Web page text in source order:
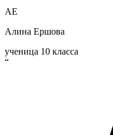
АЕ
Алина Ершова
ученица 10 класса
“